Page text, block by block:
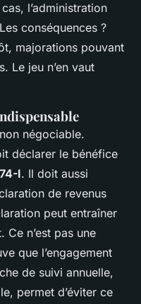
l’administration
conséquences ?
majorations pouvant
Le jeu n’en vaut
négociable.
déclarer le bénéfice
I. Il doit aussi
de revenus
peut entraîner
n’est pas une
que l’engagement
de suivi annuelle,
permet d’éviter ce